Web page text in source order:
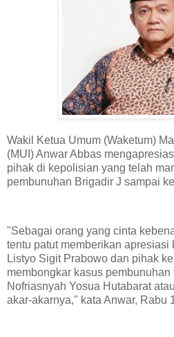
Wakil Ketua Umum (Waketum)
(MUI) Anwar Abbas
pihak di kepolisian yang telah
pembunuhan Brigadir J sampai
"Sebagai orang yang cinta
tentu patut memberikan apresiasi
Listyo Sigit Prabowo dan pihak
membongkar kasus
Nofriasnyah Yosua Hutabarat
akar-akarnya," kata Anwar, Rabu